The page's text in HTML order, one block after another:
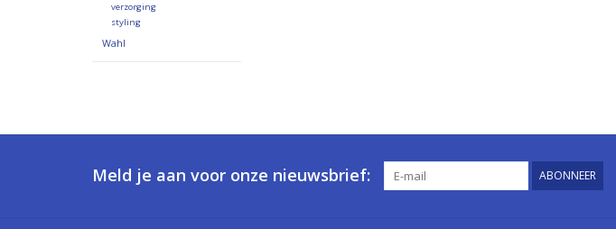
verzorging
styling
Wahl
Meld je aan voor onze nieuwsbrief: ABONNEER